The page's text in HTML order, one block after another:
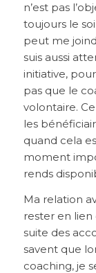
n’est pas
toujours le
peut me
suis aussi
initiative,
pas que le
volontaire.
les
quand cela
moment
rends
Ma relation
rester en lien
suite des
savent que
coaching, je